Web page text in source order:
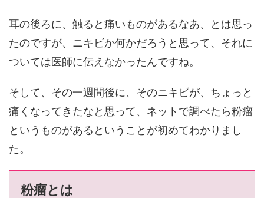
耳の後ろに、触ると痛いものがあるなあ、とは思っ
たのですが、ニキビか何かだろうと思って、それに
ついては医師に伝えなかったんですね。
そして、その一週間後に、そのニキビが、ちょっと
痛くなってきたなと思って、ネットで調べたら粉瘤
というものがあるということが初めてわかりまし
た。
粉瘤とは